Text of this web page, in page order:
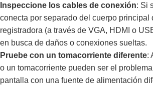
Inspeccione los cables de conexión: Si
conecta por separado del cuerpo principal
registradora (a través de VGA, HDMI o
en busca de daños o conexiones sueltas.
Pruebe con un tomacorriente diferente:
o un tomacorriente pueden ser el
pantalla con una fuente de alimentación